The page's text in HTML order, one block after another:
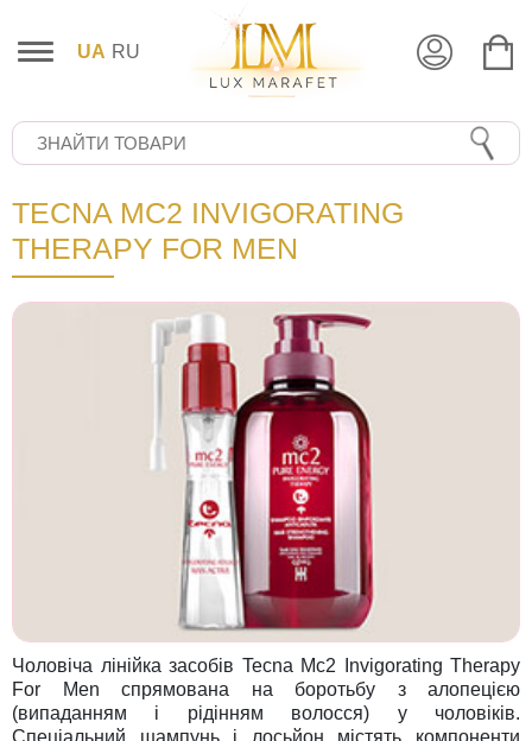
UA RU
TECNA MC2 INVIGORATING
THERAPY FOR MEN
Чоловіча лінійка засобів Tecna Mc2 Invigorating Therapy
For Men спрямована на боротьбу з алопецією
(випаданням і рідінням волосся) у чоловіків.
Спеціальний шампунь і лосьйон містять компоненти